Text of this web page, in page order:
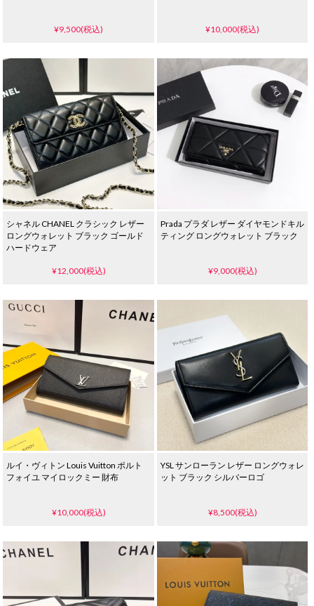
¥9,500(税込) ¥10,000(税込)
シャネル CHANEL クラシック レザー
ロングウォレット ブラック ゴールド
ハードウェア
¥12,000(税込)
Prada プラダ レザー ダイヤモンドキル
ティング ロングウォレット ブラック
¥9,000(税込)
ルイ・ヴィトン Louis Vuitton ポルト
フォイユ マイロックミー 財布
¥10,000(税込)
YSL サンローラン レザー ロングウォレ
ット ブラック シルバーロゴ
¥8,500(税込)